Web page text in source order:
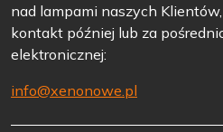
nad lampami naszych
kontakt później lub za
elektronicznej:
info@xenonowe.pl